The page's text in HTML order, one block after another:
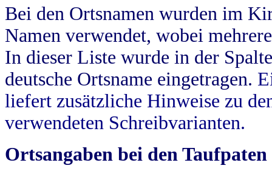
Bei den Ortsnamen wurden im
Namen verwendet, wobei
In dieser Liste wurde in der
deutsche Ortsname eingetragen.
liefert zusätzliche Hinweise zu
verwendeten Schreibvarianten.
Ortsangaben bei den Taufpaten